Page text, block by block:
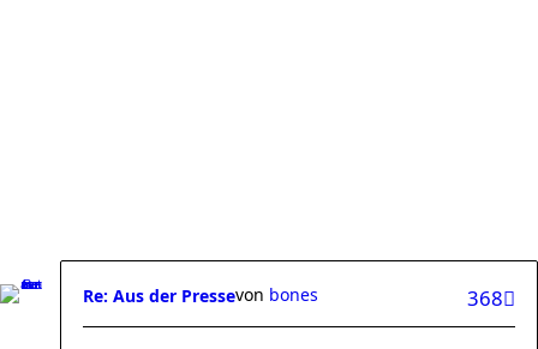
Re: Aus der Presse 368
von bones